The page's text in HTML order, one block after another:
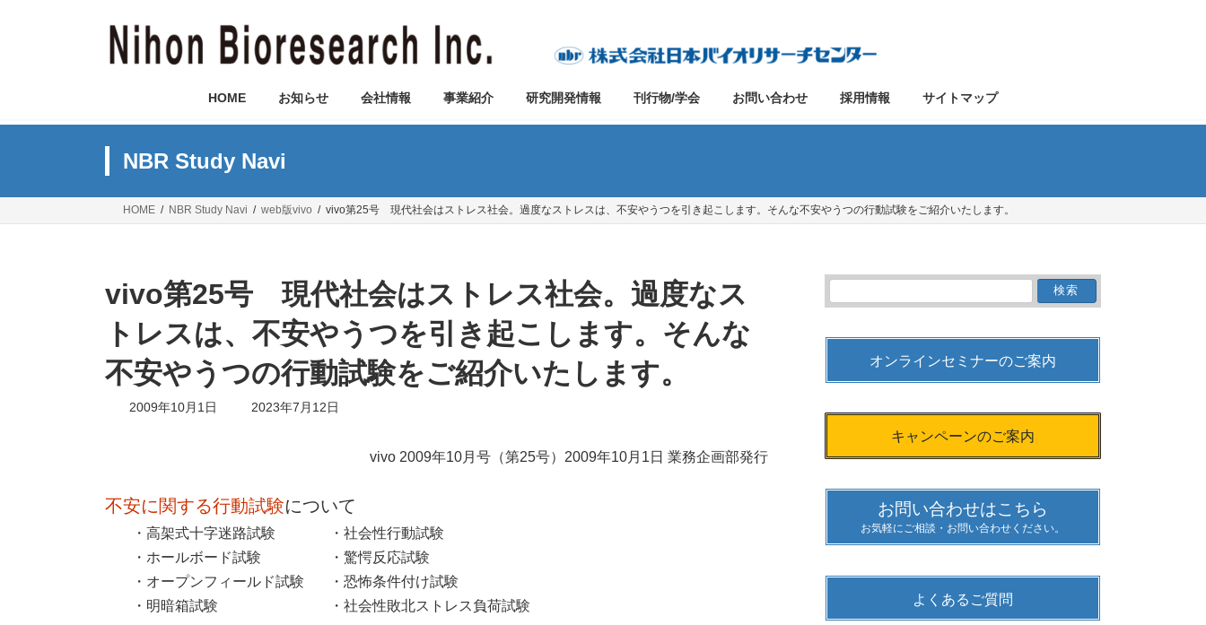
HOME お知らせ 会社情報 事業紹介 研究開発情報 刊行物/学会 お問い合わせ 採用情報 サイトマップ
NBR Study Navi
HOME NBR Study Navi web版vivo vivo第25号 現代社会はストレス社会。過度なストレスは、不安やうつを引き起こします。そんな不安やうつの行動試験をご紹介いたします。
vivo第25号 現代社会はストレス社会。過度なス
トレスは、不安やうつを引き起こします。そんな
不安やうつの行動試験をご紹介いたします。
2009年10月1日
最
:
2023年7月12日
vivo 2009年10月号（第25号）2009年10月1日 業務企画部発行
不安に関する行動試験について
・高架式十字迷路試験
・ホールボード試験
・オープンフィールド試験
・明暗箱試験
・社会性行動試験
・驚愕反応試験
・恐怖条件付け試験
・社会性敗北ストレス負荷試験
索:
オンラインセミナーのご案内
キャンペーンのご案内
お問い合わせはこちら
お気軽にご相談・お問い合わせください。
よくあるご質問